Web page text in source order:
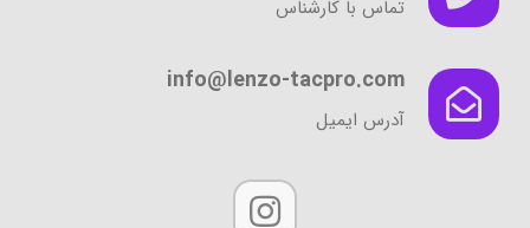
تماس با کارشناس
info@lenzo-tacpro.com
آدرس ایمیل